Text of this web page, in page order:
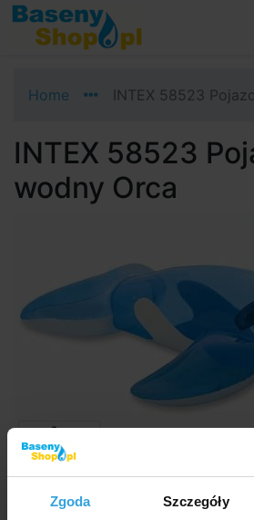
Zgoda Szczegóły
Przejdź do nawigacji
Przejdź do treści
Przejdź do paska bocznego
Home INTEX 58523
INTEX 58523
wodny Orca
Zdjęcia i filmy mają wyłącznie charakter